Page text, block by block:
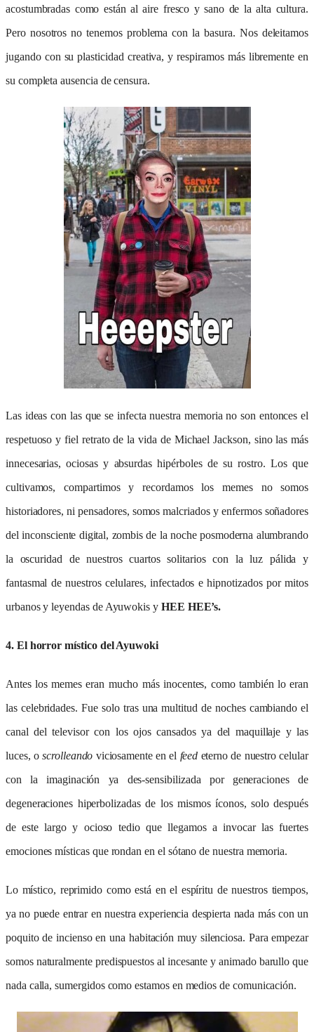
acostumbradas como están al aire fresco y sano de la alta cultura.
Pero nosotros no tenemos problema con la basura. Nos deleitamos
jugando con su plasticidad creativa, y respiramos más libremente en
su completa ausencia de censura.
Las ideas con las que se infecta nuestra memoria no son entonces el
respetuoso y fiel retrato de la vida de Michael Jackson, sino las más
innecesarias, ociosas y absurdas hipérboles de su rostro. Los que
cultivamos, compartimos y recordamos los memes no somos
historiadores, ni pensadores, somos malcriados y enfermos soñadores
del inconsciente digital, zombis de la noche posmoderna alumbrando
la oscuridad de nuestros cuartos solitarios con la luz pálida y
fantasmal de nuestros celulares, infectados e hipnotizados por mitos
urbanos y leyendas de Ayuwokis y HEE HEE’s.
4. El horror místico del Ayuwoki
Antes los memes eran mucho más inocentes, como también lo eran
las celebridades. Fue solo tras una multitud de noches cambiando el
canal del televisor con los ojos cansados ya del maquillaje y las
luces, oscrolleando viciosamente en el feed eterno de nuestro celular
con la imaginación ya des-sensibilizada por generaciones de
degeneraciones hiperbolizadas de los mismos íconos, solo después
de este largo y ocioso tedio que llegamos a invocar las fuertes
emociones místicas que rondan en el sótano de nuestra memoria.
Lo místico, reprimido como está en el espíritu de nuestros tiempos,
ya no puede entrar en nuestra experiencia despierta nada más con un
poquito de incienso en una habitación muy silenciosa. Para empezar
somos naturalmente predispuestos al incesante y animado barullo que
nada calla, sumergidos como estamos en medios de comunicación.